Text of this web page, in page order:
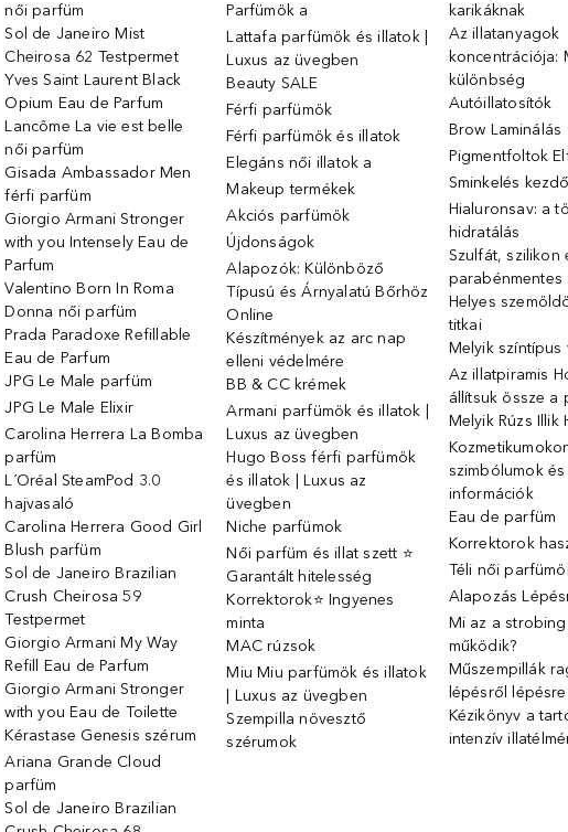
női parfüm
Sol de Janeiro Mist
Cheirosa 62 Testpermet
Yves Saint Laurent Black
Opium Eau de Parfum
Lancôme La vie est belle
női parfüm
Gisada Ambassador Men
férfi parfüm
Giorgio Armani Stronger
with you Intensely Eau de
Parfum
Valentino Born In Roma
Donna női parfüm
Prada Paradoxe Refillable
Eau de Parfum
JPG Le Male parfüm
JPG Le Male Elixir
Carolina Herrera La Bomba
parfüm
L´Oréal SteamPod 3.0
hajvasaló
Carolina Herrera Good Girl
Blush parfüm
Sol de Janeiro Brazilian
Crush Cheirosa 59
Testpermet
Giorgio Armani My Way
Refill Eau de Parfum
Giorgio Armani Stronger
with you Eau de Toilette
Kérastase Genesis szérum
Ariana Grande Cloud
parfüm
Sol de Janeiro Brazilian
Parfümök ️a
Lattafa parfümök és illatok |
Luxus az üvegben
Beauty SALE
Férfi parfümök
Férfi parfümök és illatok
Elegáns női illatok ️a
Makeup termékek
Akciós parfümök
Újdonságok
Alapozók: Különböző
Típusú és Árnyalatú Bőrhöz
Online
Készítmények az arc nap
elleni védelmére
BB & CC krémek
Armani parfümök és illatok |
Luxus az üvegben
Hugo Boss férfi parfümök
és illatok | Luxus az
üvegben
Niche parfümok
Női parfüm és illat szett ⭐
Garantált hitelesség
Korrektorok⭐ Ingyenes
minta
MAC rúzsok
Miu Miu parfümök és illatok
| Luxus az üvegben
Szempilla növesztő
szérumok
karikáknak
Az illatanyagok
koncentrációja:
különbség
Autóillatosítók
Brow Laminálás
Pigmentfoltok
Sminkelés
Hialuronsav: a
hidratálás
Szulfát, szilikon
Helyes
titkai
Melyik színtípus
Az illatpiramis
állítsuk össze a
Melyik Rúzs Illik
szimbólumok és
információk
Eau de parfüm
Korrektorok
Téli női
Alapozás
Mi az a
működik?
Műszempillák
lépésről lépésre
Kézikönyv a
intenzív